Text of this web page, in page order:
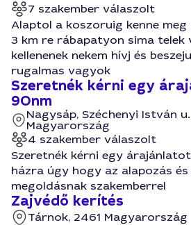
7 szakember válaszolt
Alaptol a koszoruig kenne
3 km re rábapatyon sima telek
kellenenek nekem hívj és
rugalmas vagyok
Szeretnék kérni egy
90nm
Nagysáp, Széchenyi István
Magyarország
4 szakember válaszolt
Szeretnék kérni egy
házra úgy hogy az alapozás
megoldásnak szakemberrel
Zajvédő kerítés
Tárnok, 2461 Magyarország